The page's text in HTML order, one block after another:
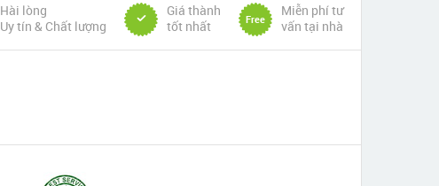
Hài lòng
Uy tín & Chất lượng
Giá thành
tốt nhất
Free
Miễn phí tư
vấn tại nhà